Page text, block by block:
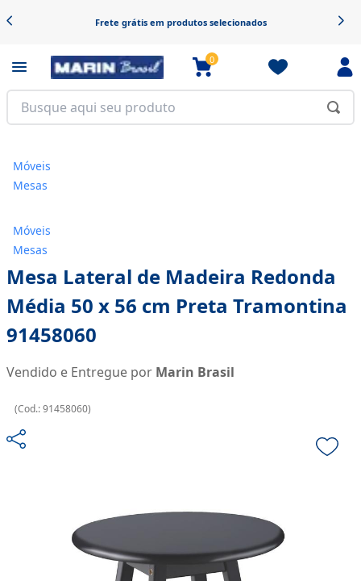
Frete grátis em produtos selecionados
0
Móveis
Mesas
Móveis
Mesas
Mesa Lateral de Madeira Redonda
Média 50 x 56 cm Preta Tramontina
91458060
Vendido e Entregue por Marin Brasil
(Cod.:91458060)